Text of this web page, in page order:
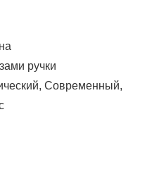
ручки
Современный,